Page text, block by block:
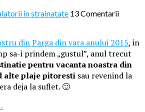
in strainatate 13 Comentarii
din Parga din vara anului 2015, in
sa-i prindem „gustul”, anul trecut
pentru vacanta noastra din
alte plaje pitoresti sau revenind la
deja la suflet. 🙂